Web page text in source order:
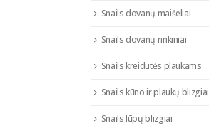
Snails dovanų maišeliai
Snails dovanų rinkiniai
Snails kreidutės plaukams
Snails kūno ir plaukų blizgiai
Snails lūpų blizgiai